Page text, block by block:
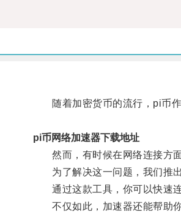
随着加密货币的流行，pi币作
pi币网络加速器下载地址
然而，有时候在网络连接方面
为了解决这一问题，我们推出
通过这款工具，你可以快速连
不仅如此，加速器还能帮助你